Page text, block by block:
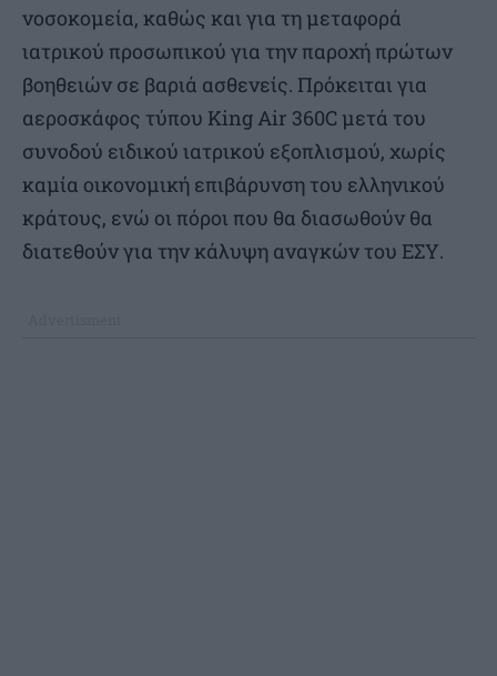
νοσοκομεία, καθώς και για τη μεταφορά
ιατρικού προσωπικού για την παροχή πρώτων
βοηθειών σε βαριά ασθενείς. Πρόκειται για
αεροσκάφος τύπου King Air 360C μετά του
συνοδού ειδικού ιατρικού εξοπλισμού, χωρίς
καμία οικονομική επιβάρυνση του ελληνικού
κράτους, ενώ οι πόροι που θα διασωθούν θα
διατεθούν για την κάλυψη αναγκών του ΕΣΥ.